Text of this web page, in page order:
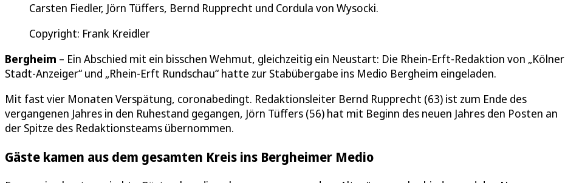
Carsten Fiedler, Jörn Tüffers, Bernd Rupprecht und Cordula von Wysocki.
Copyright: Frank Kreidler
Bergheim – Ein Abschied mit ein bisschen Wehmut, gleichzeitig ein Neustart: Die Rhein-Erft-Redaktion von „Kölner
Stadt-Anzeiger“ und „Rhein-Erft Rundschau“ hatte zur Stabübergabe ins Medio Bergheim eingeladen.
Mit fast vier Monaten Verspätung, coronabedingt. Redaktionsleiter Bernd Rupprecht (63) ist zum Ende des
vergangenen Jahres in den Ruhestand gegangen, Jörn Tüffers (56) hat mit Beginn des neuen Jahres den Posten an
der Spitze des Redaktionsteams übernommen.
Gäste kamen aus dem gesamten Kreis ins Bergheimer Medio